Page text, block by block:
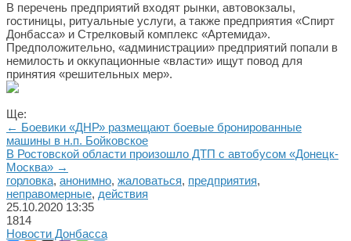
В перечень предприятий входят рынки, автовокзалы,
гостиницы, ритуальные услуги, а также предприятия «Спирт
Донбасса» и Стрелковый комплекс «Артемида».
Предположительно, «администрации» предприятий попали в
немилость и оккупационные «власти» ищут повод для
принятия «решительных мер».
Ще:
← Боевики «ДНР» размещают боевые бронированные
машины в н.п. Бойковское
В Ростовской области произошло ДТП с автобусом «Донецк-
Москва» →
горловка, анонимно, жаловаться, предприятия,
неправомерные, действия
25.10.2020 13:35
1814
Новости Донбасса